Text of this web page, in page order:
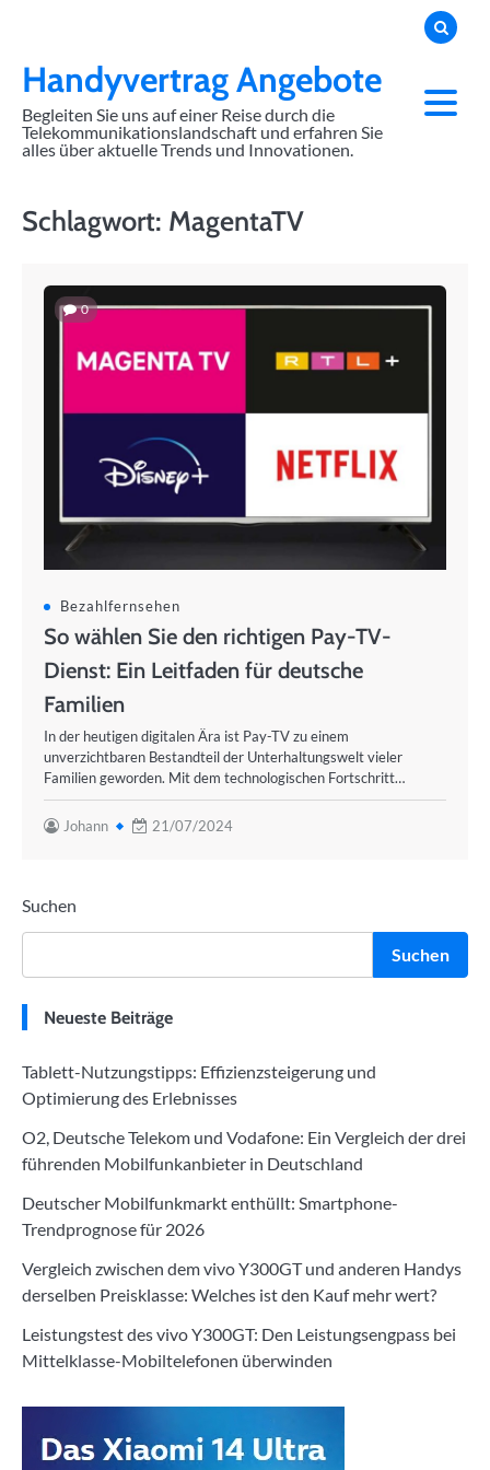
contentHandyvertrag Angebote
Begleiten Sie uns auf einer Reise durch die
Telekommunikationslandschaft und erfahren Sie
alles über aktuelle Trends und Innovationen.
Schlagwort: MagentaTV
0
Bezahlfernsehen
So wählen Sie den richtigen Pay-TV-
Dienst: Ein Leitfaden für deutsche
Familien
In der heutigen digitalen Ära ist Pay-TV zu einem
unverzichtbaren Bestandteil der Unterhaltungswelt vieler
Familien geworden. Mit dem technologischen Fortschritt…
Johann 21/07/2024
Suchen
Suchen
Neueste Beiträge
Tablett-Nutzungstipps: Effizienzsteigerung und
Optimierung des Erlebnisses
O2, Deutsche Telekom und Vodafone: Ein Vergleich der drei
führenden Mobilfunkanbieter in Deutschland
Deutscher Mobilfunkmarkt enthüllt: Smartphone-
Trendprognose für 2026
Vergleich zwischen dem vivo Y300GT und anderen Handys
derselben Preisklasse: Welches ist den Kauf mehr wert?
Leistungstest des vivo Y300GT: Den Leistungsengpass bei
Mittelklasse-Mobiltelefonen überwinden